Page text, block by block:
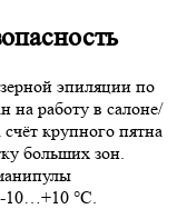
эпиляции по
на работу в салоне/
крупного пятна
больших зон.
10…+10 °C.